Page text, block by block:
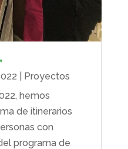
Proyectos
hemos
de itinerarios
con
programa de